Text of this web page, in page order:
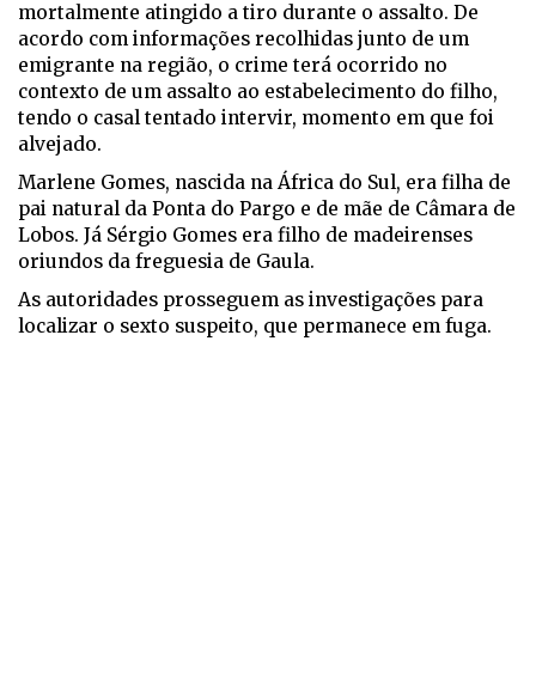
mortalmente atingido a tiro durante o assalto. De
acordo com informações recolhidas junto de um
emigrante na região, o crime terá ocorrido no
contexto de um assalto ao estabelecimento do filho,
tendo o casal tentado intervir, momento em que foi
alvejado.
Marlene Gomes, nascida na África do Sul, era filha de
pai natural da Ponta do Pargo e de mãe de Câmara de
Lobos. Já Sérgio Gomes era filho de madeirenses
oriundos da freguesia de Gaula.
As autoridades prosseguem as investigações para
localizar o sexto suspeito, que permanece em fuga.